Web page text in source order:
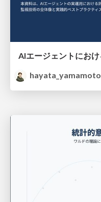
hayata_yamamoto